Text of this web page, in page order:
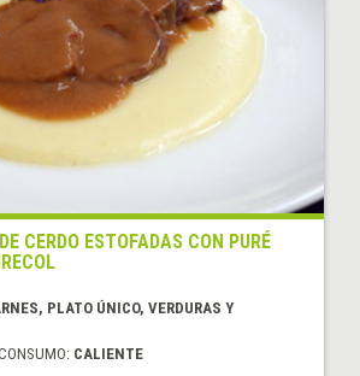
CERDO ESTOFADAS CON PURÉ
PLATO ÚNICO, VERDURAS Y
CALIENTE